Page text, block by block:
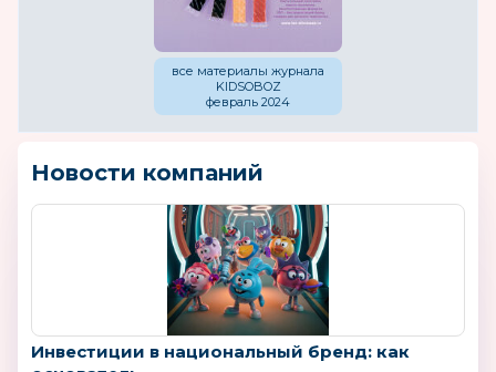
все материалы журнала
KIDSOBOZ
февраль 2024
Новости компаний
Инвестиции в национальный бренд: как